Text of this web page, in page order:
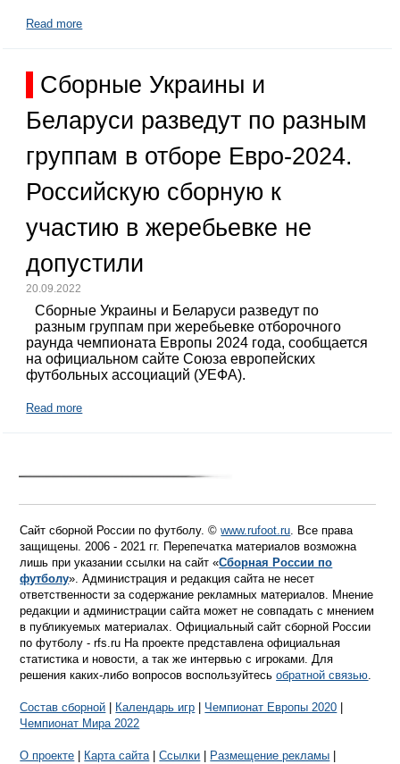
Read more
Сборные Украины и
Беларуси разведут по разным
группам в отборе Евро-2024.
Российскую сборную к
участию в жеребьевке не
допустили
20.09.2022
Сборные Украины и Беларуси разведут по
разным группам при жеребьевке отборочного
раунда чемпионата Европы 2024 года, сообщается
на официальном сайте Союза европейских
футбольных ассоциаций (УЕФА).
Read more
Сайт сборной России по футболу. ©www.rufoot.ru. Все права
защищены. 2006 - 2021 гг. Перепечатка материалов возможна
лишь при указании ссылки на сайт «Сборная России по
футболу». Администрация и редакция сайта не несет
ответственности за содержание рекламных материалов. Мнение
редакции и администрации сайта может не совпадать с мнением
в публикуемых материалах. Официальный сайт сборной России
по футболу - rfs.ru На проекте представлена официальная
статистика и новости, а так же интервью с игроками. Для
решения каких-либо вопросов воспользуйтесьобратной связью.
Состав сборной Календарь игр Чемпионат Европы 2020
Чемпионат Мира 2022
О проекте Карта сайта|Ссылки Размещение рекламы